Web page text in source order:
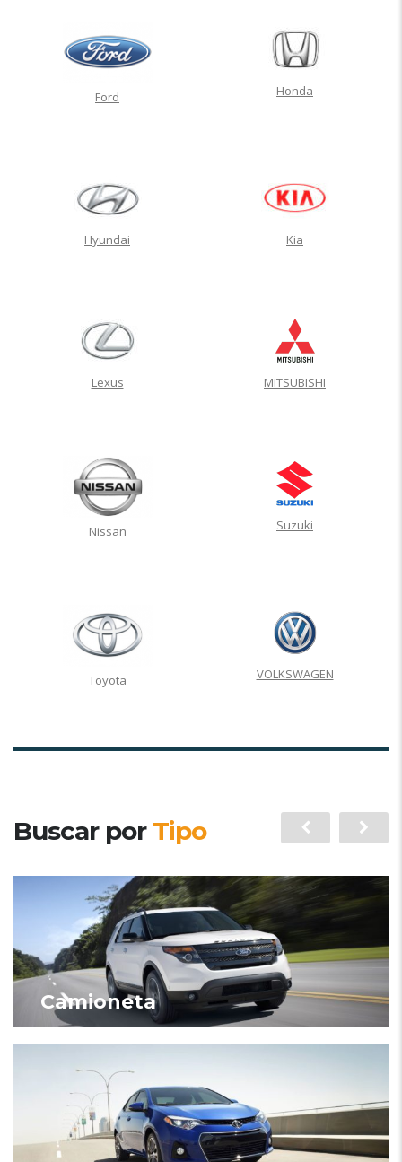
Ford Honda
Hyundai Kia
Lexus MITSUBISHI
Nissan Suzuki
Toyota VOLKSWAGEN
Buscar por Tipo
Camioneta